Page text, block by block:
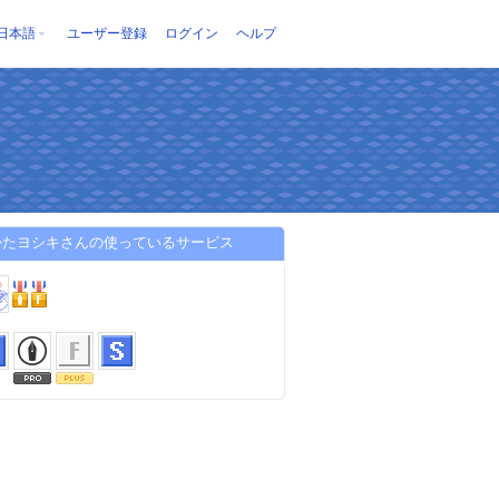
本語 ユーザー登録 ログイン ヘルプ
たヨシキさんの使っているサービス